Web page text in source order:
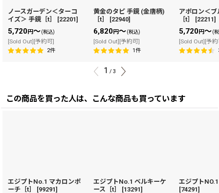
ノースガーデン＜ターコ
イズ＞ 手鏡［t］
[22201]
5,720円～(税込)
[Sold Out][予約可]
2件
黄金のタピ 手鏡 (金唐柄)
［t］
[22940]
6,820円～(税込)
[Sold Out][予約可]
1件
アポロン＜
［t］
[22211]
5,720円～(
[Sold Out][予
1 / 3
この商品を買った人は、こんな商品も買っています
エジプトNo.1 マカロンポ
ーチ［t］
[99291]
エジプトNo.1 ベルキーケ
ース［t］
[13291]
エジプト
[74291]